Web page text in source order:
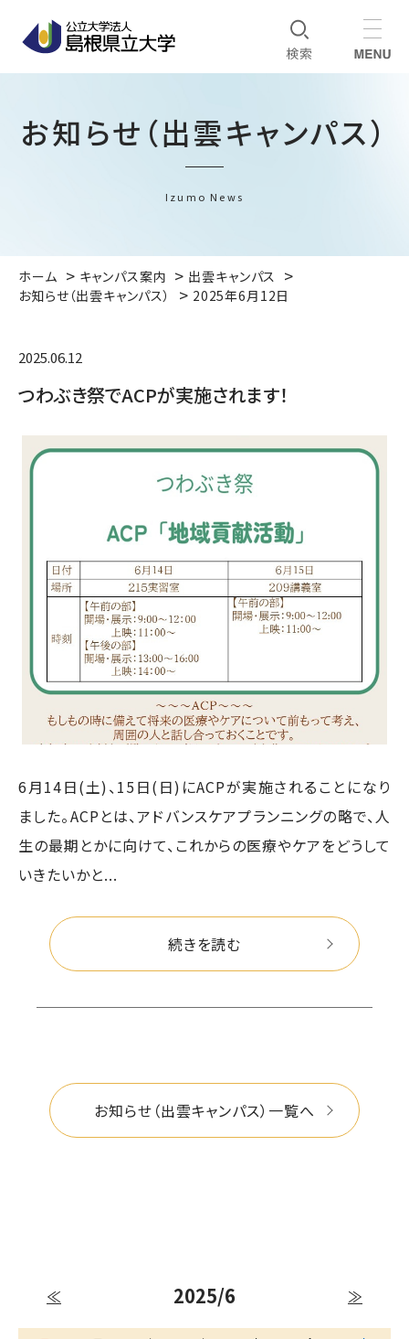
お知らせ（出雲キャンパス）
Izumo News
ホーム キャンパス案内
出雲キャンパス
お知らせ（出雲キャンパス）
2025年6月12日
2025.06.12
つわぶき祭でACPが実施されます！
6月14日(土)、15日(日)にACPが実施されることになり
ました。ACPとは、アドバンスケアプランニングの略で、人
生の最期とかに向けて、これからの医療やケアをどうして
いきたいかと...
続きを読む
お知らせ（出雲キャンパス）一覧へ
≪ 2025/6 ≫